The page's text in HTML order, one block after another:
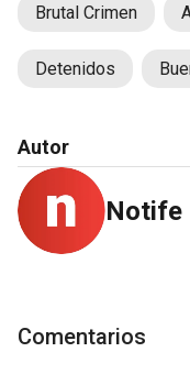
Brutal Crimen
Detenidos
Autor
Notife
Comentarios